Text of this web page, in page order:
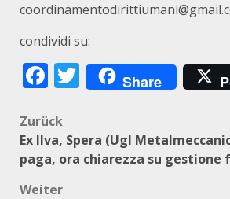
condividi su:
Facebook
Twitter
Share
Beitragsnavigation
Zurück
Ex Ilva, Spera (Ugl
paga, ora chiarezza su gestione
Weiter